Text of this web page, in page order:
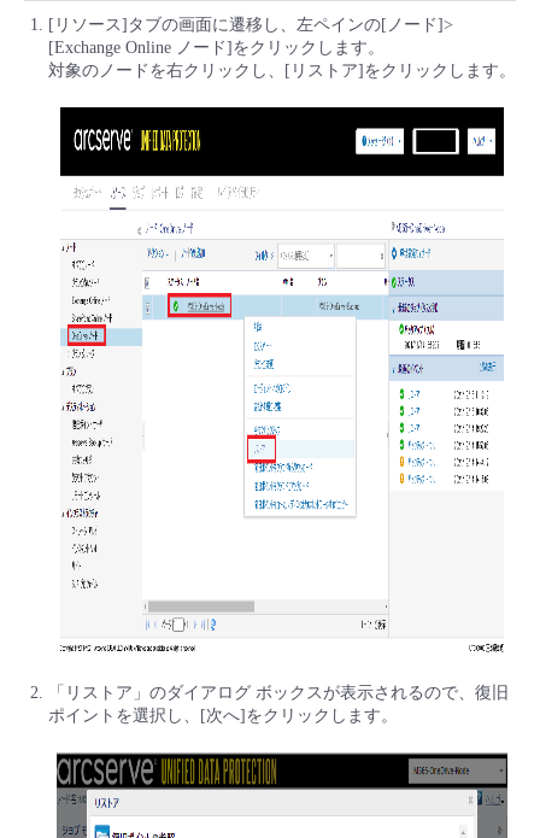
[リソース]タブの画面に遷移し、左ペインの[ノード]>
[Exchange Online ノード]をクリックします。
対象のノードを右クリックし、[リストア]をクリックします。
「リストア」のダイアログ ボックスが表示されるので、復旧
ポイントを選択し、[次へ]をクリックします。